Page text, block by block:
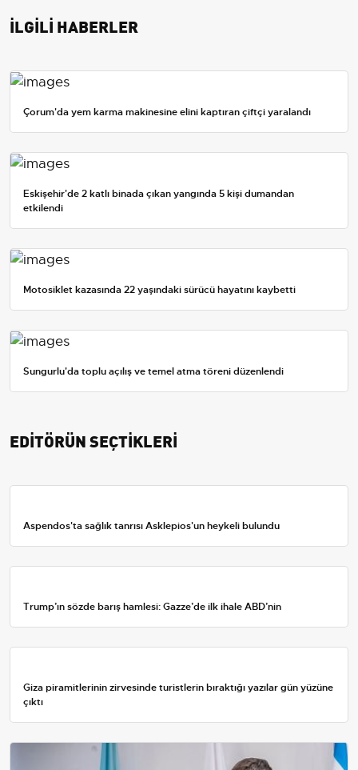
İLGİLİ HABERLER
Çorum'da yem karma makinesine elini kaptıran çiftçi yaralandı
Eskişehir'de 2 katlı binada çıkan yangında 5 kişi dumandan
etkilendi
Motosiklet kazasında 22 yaşındaki sürücü hayatını kaybetti
Sungurlu'da toplu açılış ve temel atma töreni düzenlendi
EDİTÖRÜN SEÇTİKLERİ
Aspendos'ta sağlık tanrısı Asklepios'un heykeli bulundu
Trump’ın sözde barış hamlesi: Gazze’de ilk ihale ABD’nin
Giza piramitlerinin zirvesinde turistlerin bıraktığı yazılar gün yüzüne
çıktı